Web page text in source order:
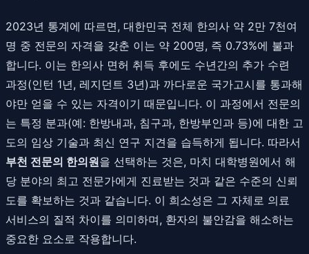
2023년 통계에 따르면, 대한민국 전체 한의사 약 2만 7천여
명 중 전문의 자격을 갖춘 이는 약 200명, 즉 0.73%에 불과
합니다. 이는 한의사 면허 취득 후에도 수년간의 추가 수련
과정(인턴 1년, 레지던트 3년)과 까다로운 국가고시를 통과해
야만 얻을 수 있는 자격이기 때문입니다. 이 과정에서 전문의
는 특정 분과(예: 한방내과, 침구과, 한방부인과 등)에 대한 고
도의 임상 기술과 최신 연구 지견을 습득하게 됩니다. 따라서
부천 전문의 한의원을 선택하는 것은, 마치 대학병원에서 해
당 분야의 최고 전문가에게 진료받는 것과 같은 수준의 신뢰
도를 확보하는 것과 같습니다. 이 희소성은 그 자체로 의료
서비스의 질적 차이를 의미하며, 환자의 불안감을 해소하는
중요한 요소로 작용합니다.